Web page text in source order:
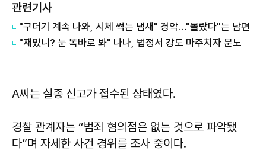
관련기사
"구더기 계속 나와, 시체 썩는 냄새" 경악…"몰랐다"는 남편
"재밌니? 눈 똑바로 봐" 나나, 법정서 강도 마주치자 분노
A씨는 실종 신고가 접수된 상태였다.
경찰 관계자는 “범죄 혐의점은 없는 것으로 파악됐
다”며 자세한 사건 경위를 조사 중이다.